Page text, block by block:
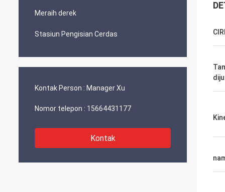
Meraih derek
Stasiun Pengisian Cerdas
Kontak Person : Manager Xu
Nomor telepon : 15664431177
Kontak